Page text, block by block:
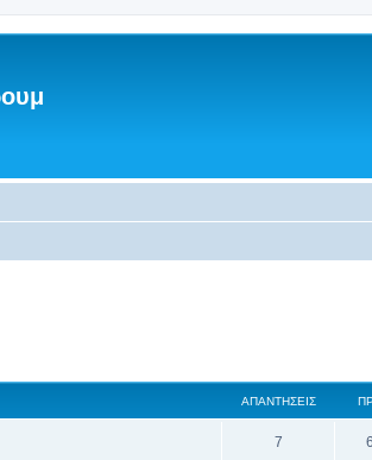
ΑΠΑΝΤΉΣΕΙΣ
7